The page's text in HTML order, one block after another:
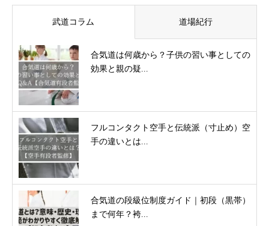
武道コラム 道場紀行
合気道は何歳から？子供の習い事としての
効果と親の疑...
フルコンタクト空手と伝統派（寸止め）空
手の違いとは...
合気道の段級位制度ガイド｜初段（黒帯）
まで何年？袴...